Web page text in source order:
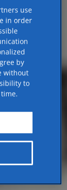
use
in order
by
without
to